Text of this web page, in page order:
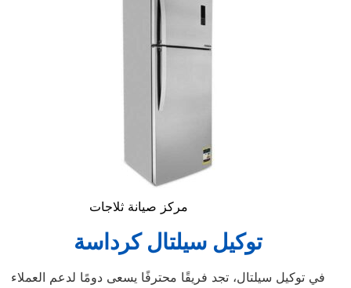
مركز صيانة ثلاجات
توكيل سيلتال كرداسة
في توكيل سيلتال، تجد فريقًا محترفًا يسعى دومًا لدعم العملاء